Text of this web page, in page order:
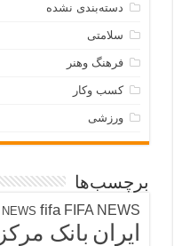
دسته‌بندی نشده
سلامتی
فرهنگ وهنر
کسب وکار
ورزشی
برچسب‌ها
fifa FIFA NEWS
ایران بانک